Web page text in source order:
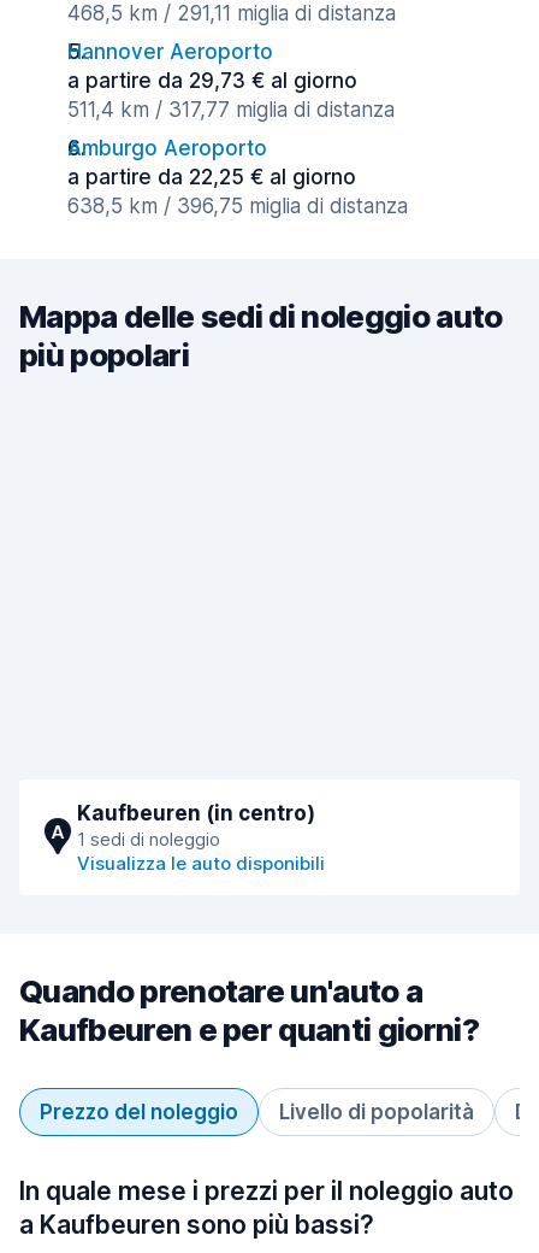
468,5 km / 291,11 miglia di distanza
Hannover Aeroporto
a partire da 29,73 € al giorno
511,4 km / 317,77 miglia di distanza
Amburgo Aeroporto
a partire da 22,25 € al giorno
638,5 km / 396,75 miglia di distanza
Mappa delle sedi di noleggio auto
più popolari
A
Kaufbeuren (in centro)
1 sedi di noleggio
Visualizza le auto disponibili
Quando prenotare un'auto a
Kaufbeuren e per quanti giorni?
Prezzo del noleggio Livello di popolarità
In quale mese i prezzi per il noleggio auto
a Kaufbeuren sono più bassi?